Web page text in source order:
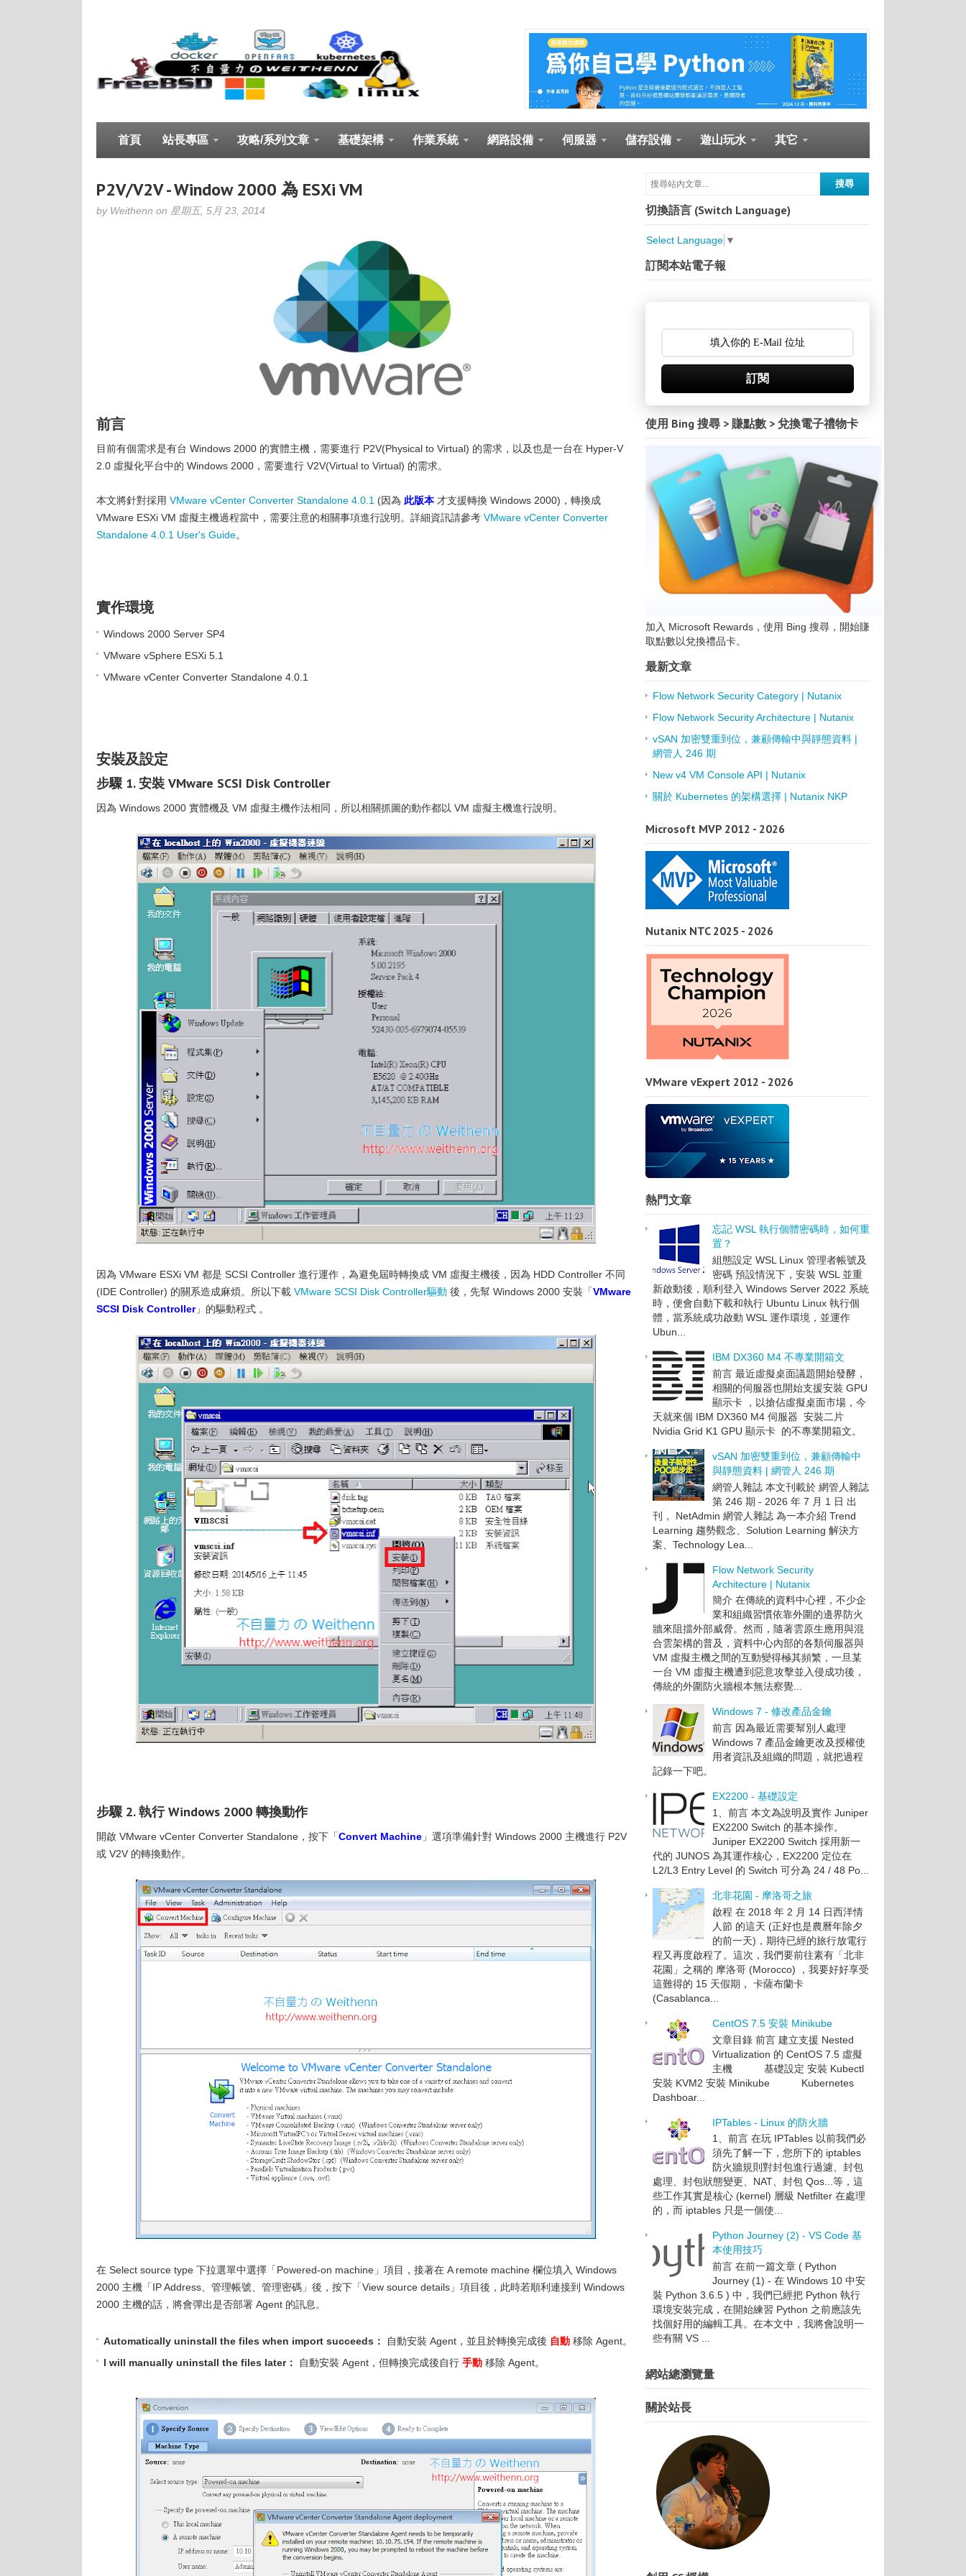
首頁 站長專區 攻略/系列文章 基礎架構 作業系統 網路設備 伺服器 儲存設備 遊山玩水 其它
P2V/V2V - Window 2000 為 ESXi VM
by Weithenn on 星期五, 5月 23, 2014
前言
目前有個需求是有台 Windows 2000 的實體主機，需要進行 P2V(Physical to Virtual) 的需求，以及也是一台在 Hyper-V
2.0 虛擬化平台中的 Windows 2000，需要進行 V2V(Virtual to Virtual) 的需求。
本文將針對採用 VMware vCenter Converter Standalone 4.0.1 (因為 此版本才支援轉換 Windows 2000)，轉換成
VMware ESXi VM 虛擬主機過程當中，需要注意的相關事項進行說明。詳細資訊請參考 VMware vCenter Converter
Standalone 4.0.1 User's Guide。
實作環境
Windows 2000 Server SP4
VMware vSphere ESXi 5.1
VMware vCenter Converter Standalone 4.0.1
安裝及設定
步驟 1. 安裝 VMware SCSI Disk Controller
因為 Windows 2000 實體機及 VM 虛擬主機作法相同，所以相關抓圖的動作都以 VM 虛擬主機進行說明。
因為 VMware ESXi VM 都是 SCSI Controller 進行運作，為避免屆時轉換成 VM 虛擬主機後，因為 HDD Controller 不同
(IDE Controller) 的關系造成麻煩。所以下載 VMware SCSI Disk Controller驅動 後，先幫 Windows 2000 安裝「VMware
SCSI Disk Controller」的驅動程式 。
步驟 2. 執行 Windows 2000 轉換動作
開啟 VMware vCenter Converter Standalone，按下「Convert Machine 」選項準備針對 Windows 2000 主機進行 P2V
或 V2V 的轉換動作。
在 Select source type 下拉選單中選擇「Powered-on machine」項目，接著在 A remote machine 欄位填入 Windows
2000 主機「IP Address、管理帳號、管理密碼」後，按下「View source details」項目後，此時若順利連接到 Windows
2000 主機的話，將會彈出是否部署 Agent 的訊息。
Automatically uninstall the files when import succeeds： 自動安裝 Agent，並且於轉換完成後 自動 移除 Agent。
I will manually uninstall the files later：
自動安裝 Agent，但轉換完成後自行 手動 移除 Agent。
切換語言 (Switch Language)
Select Language ▼
訂閱本站電子報
訂閱
使用 Bing 搜尋 > 賺點數 > 兌換電子禮物卡
加入 Microsoft Rewards，使用 Bing 搜尋，開始賺
取點數以兌換禮品卡。
最新文章
Flow Network Security Category | Nutanix
Flow Network Security Architecture | Nutanix
vSAN 加密雙重到位，兼顧傳輸中與靜態資料 |
網管人 246 期
New v4 VM Console API | Nutanix
關於 Kubernetes 的架構選擇 | Nutanix NKP
Microsoft MVP 2012 - 2026
Nutanix NTC 2025 - 2026
VMware vExpert 2012 - 2026
熱門文章
忘記 WSL 執行個體密碼時，如何重
置？
組態設定 WSL Linux 管理者帳號及
密碼 預設情況下，安裝 WSL 並重
新啟動後，順利登入 Windows Server 2022 系統
時，便會自動下載和執行 Ubuntu Linux 執行個
體，當系統成功啟動 WSL 運作環境，並運作
Ubun...
IBM DX360 M4 不專業開箱文
前言 最近虛擬桌面議題開始發酵，
相關的伺服器也開始支援安裝 GPU
顯示卡 ，以搶佔虛擬桌面市場，今
天就來個 IBM DX360 M4 伺服器 安裝二片
Nvidia Grid K1 GPU 顯示卡 的不專業開箱文。
vSAN 加密雙重到位，兼顧傳輸中
與靜態資料 | 網管人 246 期
網管人雜誌 本文刊載於 網管人雜誌
第 246 期 - 2026 年 7 月 1 日 出
刊， NetAdmin 網管人雜誌 為一本介紹 Trend
Learning 趨勢觀念、Solution Learning 解決方
案、Technology Lea...
Flow Network Security
Architecture | Nutanix
簡介 在傳統的資料中心裡，不少企
業和組織習慣依靠外圍的邊界防火
牆來阻擋外部威脅。然而，隨著雲原生應用與混
合雲架構的普及，資料中心內部的各類伺服器與
VM 虛擬主機之間的互動變得極其頻繁，一旦某
一台 VM 虛擬主機遭到惡意攻擊並入侵成功後，
傳統的外圍防火牆根本無法察覺...
Windows 7 - 修改產品金鑰
前言 因為最近需要幫別人處理
Windows 7 產品金鑰更改及授權使
用者資訊及組織的問題，就把過程
記錄一下吧。
EX2200 - 基礎設定
1、前言 本文為說明及實作 Juniper
EX2200 Switch 的基本操作。
Juniper EX2200 Switch 採用新一
代的 JUNOS 為其運作核心，EX2200 定位在
L2/L3 Entry Level 的 Switch 可分為 24 / 48 Po...
北非花園 - 摩洛哥之旅
啟程 在 2018 年 2 月 14 日西洋情
人節 的這天 (正好也是農曆年除夕
的前一天)，期待已經的旅行放電行
程又再度啟程了。這次，我們要前往素有「北非
花園」之稱的 摩洛哥 (Morocco) ，我要好好享受
這難得的 15 天假期， 卡薩布蘭卡
(Casablanca...
CentOS 7.5 安裝 Minikube
文章目錄 前言 建立支援 Nested
Virtualization 的 CentOS 7.5 虛擬
主機 基礎設定 安裝 Kubectl
安裝 KVM2 安裝 Minikube Kubernetes
Dashboar...
IPTables - Linux 的防火牆
1、前言 在玩 IPTables 以前我們必
須先了解一下，您所下的 iptables
防火牆規則對封包進行過濾、封包
處理、封包狀態變更、NAT、封包 Qos...等，這
些工作其實是核心 (kernel) 層級 Netfilter 在處理
的，而 iptables 只是一個使...
Python Journey (2) - VS Code 基
本使用技巧
前言 在前一篇文章 ( Python
Journey (1) - 在 Windows 10 中安
裝 Python 3.6.5 ) 中，我們已經把 Python 執行
環境安裝完成，在開始練習 Python 之前應該先
找個好用的編輯工具。在本文中，我將會說明一
些有關 VS ...
網站總瀏覽量
關於站長